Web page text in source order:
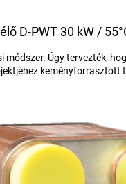
D-PWT 30 kW /
Úgy tervezték,